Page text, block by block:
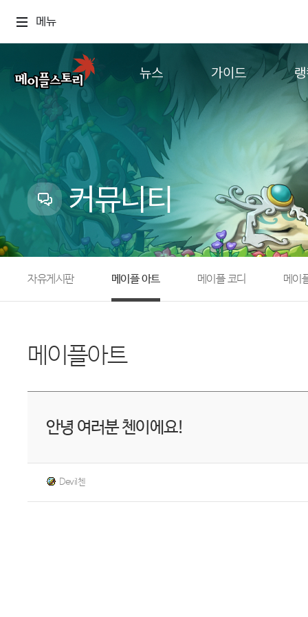
메뉴
뉴스
업데이트
이벤트
캐시샵 공지
메이플 알림판
with maple
가이드
추가정보
컨텐
커뮤니티
자유게시판 메이플 아트 메이플 코디 메이
메이플아트
안녕 여러분 첸이에요!
Devil첸